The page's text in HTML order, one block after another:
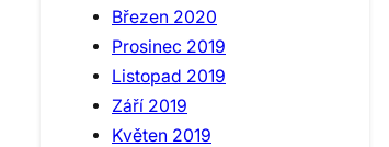
Březen 2020
Prosinec 2019
Listopad 2019
Září 2019
Květen 2019